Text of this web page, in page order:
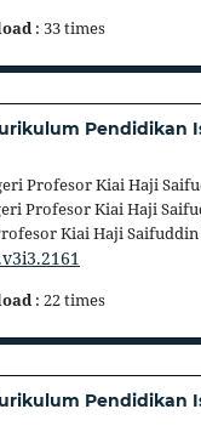
: 33 times
Pendidikan
Profesor Kiai Haji
Profesor Kiai Haji
Kiai Haji
: 22 times
Pendidikan